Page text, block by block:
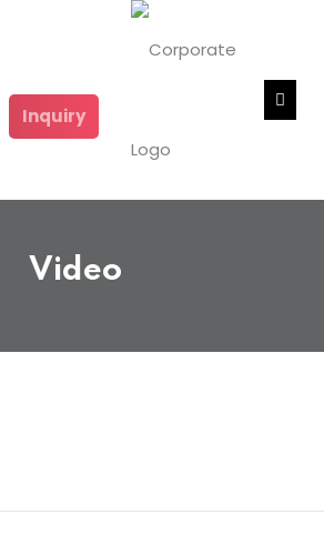
Inquiry
Video